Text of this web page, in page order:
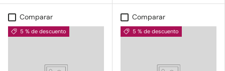
Comparar
5 % de descuento
Comparar
5 % de descuento